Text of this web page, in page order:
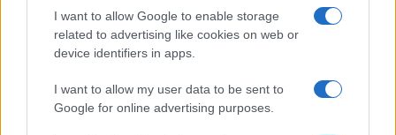
I want to allow Google to enable storage
related to advertising like cookies on web or
device identifiers in apps.
I want to allow my user data to be sent to
Google for online advertising purposes.